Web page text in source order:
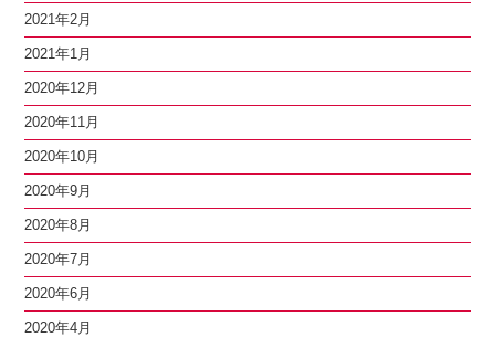
2021年2月
2021年1月
2020年12月
2020年11月
2020年10月
2020年9月
2020年8月
2020年7月
2020年6月
2020年4月